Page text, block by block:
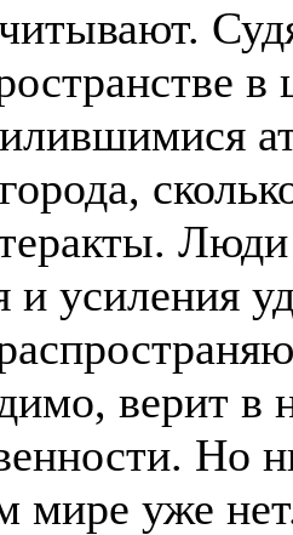
в
Люди
и усиления
верит в
Но
мире уже